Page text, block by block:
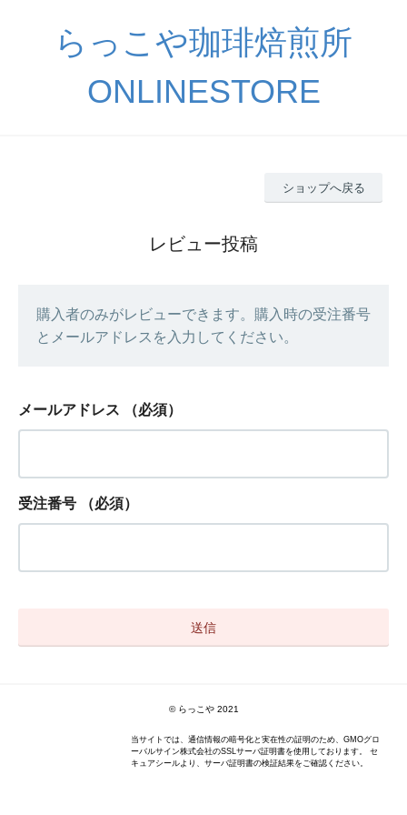
らっこや珈琲焙煎所
ONLINESTORE
ショップへ戻る
レビュー投稿
購入者のみがレビューできます。購入時の受注番号
とメールアドレスを入力してください。
メールアドレス （必須）
受注番号 （必須）
© らっこや 2021
当サイトでは、通信情報の暗号化と実在性の証明のため、GMOグロ
ーバルサイン株式会社のSSLサーバ証明書を使用しております。 セ
キュアシールより、サーバ証明書の検証結果をご確認ください。